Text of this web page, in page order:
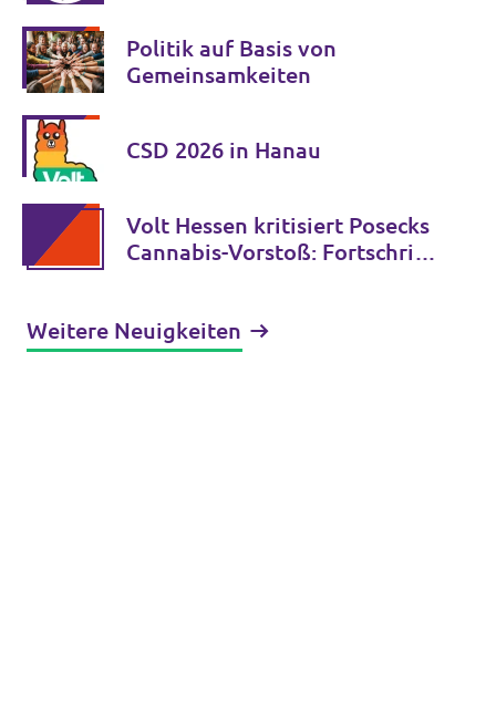
Politik auf Basis von
Gemeinsamkeiten
CSD 2026 in Hanau
Volt Hessen kritisiert Posecks
Cannabis-Vorstoß: Fortschritt
Weitere Neuigkeiten